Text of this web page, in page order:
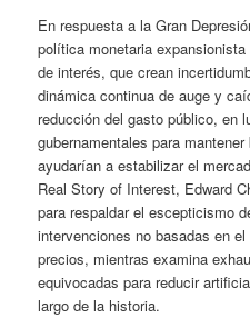
En respuesta a la Gran
política monetaria
de interés, que crean
dinámica continua de auge y
reducción del gasto público, en
gubernamentales para
ayudarían a estabilizar el
Real Story of Interest, Edward
para respaldar el escepticismo
intervenciones no basadas en
precios, mientras examina
equivocadas para reducir
largo de la historia.